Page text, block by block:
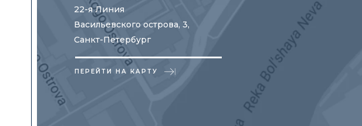
22-я Линия
Васильевского острова, 3,
Санкт-Петербург
ПЕРЕЙТИ НА КАРТУ